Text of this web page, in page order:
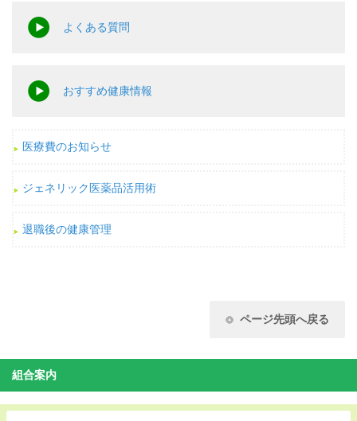
よくある質問
おすすめ健康情報
医療費のお知らせ
ジェネリック医薬品活用術
退職後の健康管理
ページ先頭へ戻る
組合案内